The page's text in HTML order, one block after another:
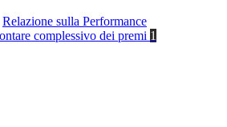
Relazione sulla Performance
complessivo dei premi 1